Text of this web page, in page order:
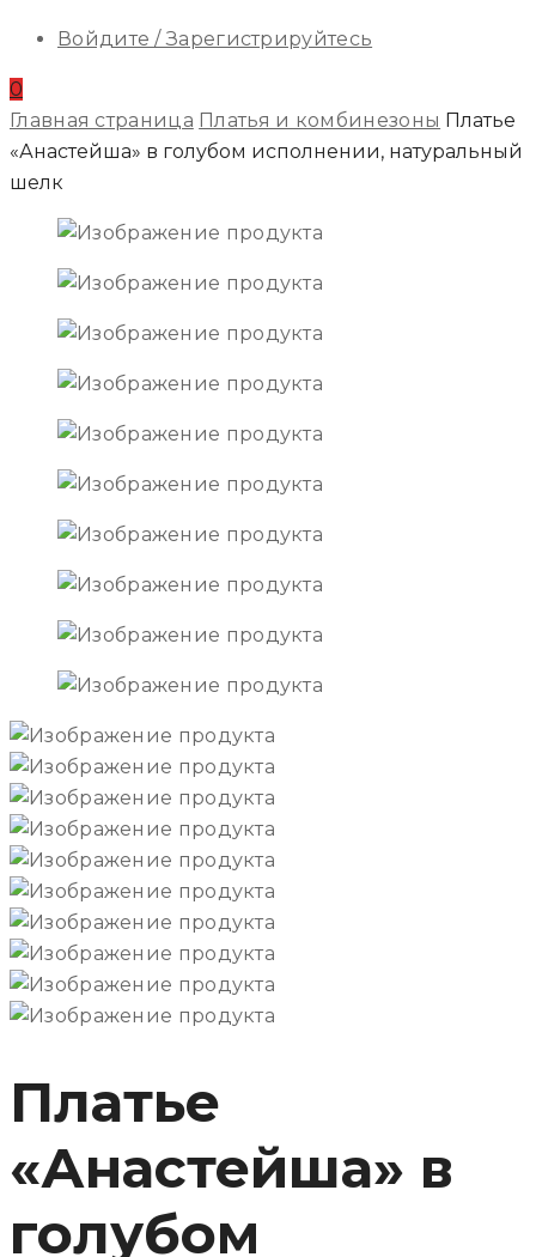
Войдите / Зарегистрируйтесь
0
Главная страница Платья и комбинезоны Платье
«Анастейша» в голубом исполнении, натуральный
шелк
Платье
«Анастейша» в
голубом